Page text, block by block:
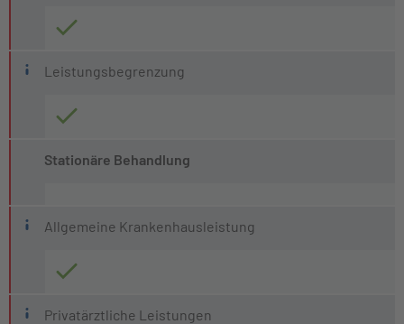
Leistungsbegrenzung
Stationäre Behandlung
Allgemeine Krankenhausleistung
Privatärztliche Leistungen